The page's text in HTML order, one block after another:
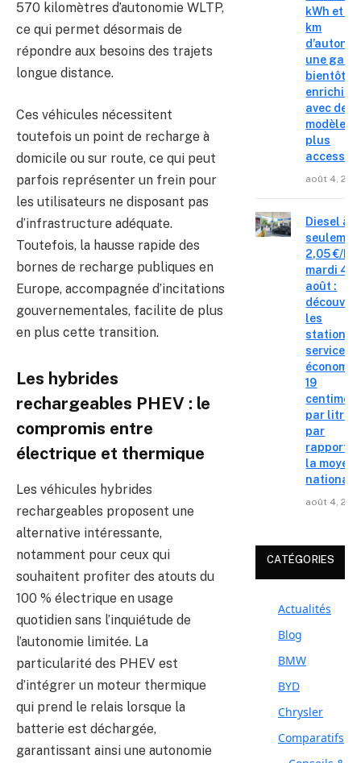
570 kilomètres d’autonomie WLTP,
ce qui permet désormais de
répondre aux besoins des trajets
longue distance.
Ces véhicules nécessitent
toutefois un point de recharge à
domicile ou sur route, ce qui peut
parfois représenter un frein pour
les utilisateurs ne disposant pas
d’infrastructure adéquate.
Toutefois, la hausse rapide des
bornes de recharge publiques en
Europe, accompagnée d’incitations
gouvernementales, facilite de plus
en plus cette transition.
Les hybrides
rechargeables PHEV : le
compromis entre
électrique et thermique
Les véhicules hybrides
rechargeables proposent une
alternative intéressante,
notamment pour ceux qui
souhaitent profiter des atouts du
100 % électrique en usage
quotidien sans l’inquiétude de
l’autonomie limitée. La
particularité des PHEV est
d’intégrer un moteur thermique
qui prend le relais lorsque la
batterie est déchargée,
garantissant ainsi une autonomie
kWh et
km
une
bientôt
enrichie
avec des
modèles
plus
août 4,
Diesel à
2,05 €/L
mardi 4
août :
les
stations-
service où
19
centimes
par litre
par
rapport à
la
nationale
août 4,
CATÉGORIES
Actualités
Blog
BMW
BYD
Chrysler
Comparatifs